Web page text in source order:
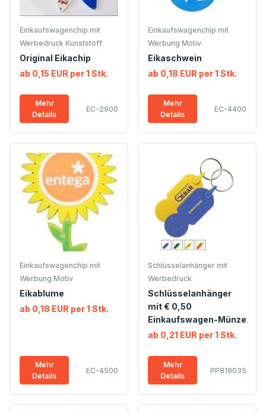
Einkaufswagenchip mit
Werbedruck Kunststoff
Original Eikachip
ab 0,15 EUR per 1 Stk.
Mehr
Details
EC-2900
Einkaufswagenchip mit
Werbung Motiv
Eikaschwein
ab 0,18 EUR per 1 Stk.
Mehr
Details
EC-4400
Einkaufswagenchip mit
Werbung Motiv
Eikablume
ab 0,18 EUR per 1 Stk.
Mehr
Details
EC-4500
Schlüsselanhänger mit
Werbedruck
Schlüsselanhänger
mit € 0,50
Einkaufswagen-Münze
ab 0,21 EUR per 1 Stk.
Mehr
Details
PP819035